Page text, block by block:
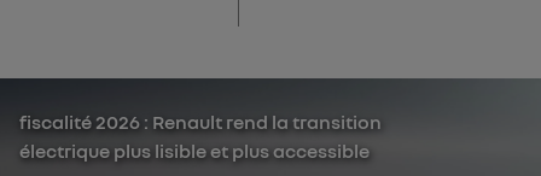
fiscalité 2026 : Renault rend la transition
électrique plus lisible et plus accessible